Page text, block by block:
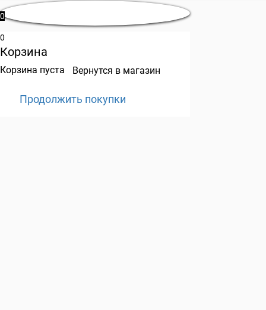
0
0
Корзина
Корзина пуста Вернутся в магазин
Продолжить покупки